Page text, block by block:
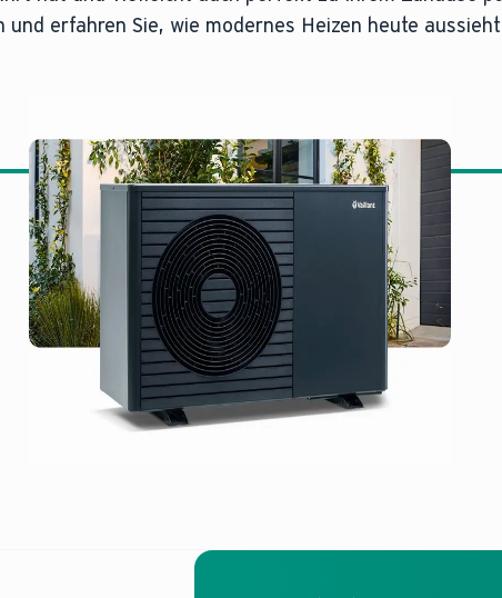
erfahren Sie, wie modernes Heizen heute
plus
Energie der Außenluft, um Ihr Zuhause effizient